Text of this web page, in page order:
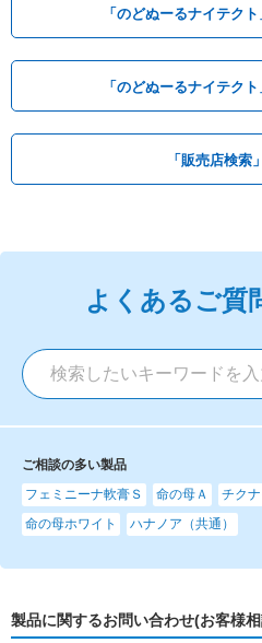
「のどぬーるナイテク
「のどぬーるナイテク
「販売店検索
よくあるご質
ご相談の多い製品
フェミニーナ軟膏Ｓ
命の母Ａ
チク
命の母ホワイト
ハナノア（共通）
製品に関するお問い合わせ(お客様